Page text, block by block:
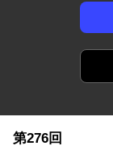
第276回